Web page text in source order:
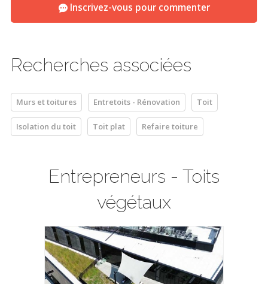
Inscrivez-vous pour commenter
Recherches associées
Murs et toitures Entretoits - Rénovation Toit
Isolation du toit Toit plat Refaire toiture
Entrepreneurs - Toits
végétaux